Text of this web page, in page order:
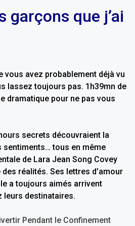
garçons que j’ai
vous avez probablement déjà vu
lassez toujours pas. 1h39mn de
dramatique pour ne pas vous
secrets découvraient la
sentiments… tous en même
de Lara Jean Song Covey
réalités. Ses lettres d’amour
a toujours aimés arrivent
leurs destinataires.